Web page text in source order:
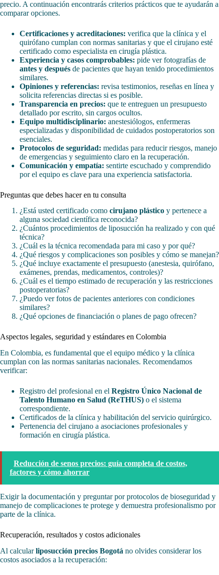
precio. A continuación encontrarás criterios prácticos que te ayudarán a
comparar opciones.
Certificaciones y acreditaciones: verifica que la clínica y el
quirófano cumplan con normas sanitarias y que el cirujano esté
certificado como especialista en cirugía plástica.
Experiencia y casos comprobables: pide ver fotografías de
antes y después de pacientes que hayan tenido procedimientos
similares.
Opiniones y referencias: revisa testimonios, reseñas en línea y
solicita referencias directas si es posible.
Transparencia en precios: que te entreguen un presupuesto
detallado por escrito, sin cargos ocultos.
Equipo multidisciplinario: anestesiólogos, enfermeras
especializadas y disponibilidad de cuidados postoperatorios son
esenciales.
Protocolos de seguridad: medidas para reducir riesgos, manejo
de emergencias y seguimiento claro en la recuperación.
Comunicación y empatía: sentirte escuchado y comprendido
por el equipo es clave para una experiencia satisfactoria.
Preguntas que debes hacer en tu consulta
¿Está usted certificado como cirujano plástico y pertenece a
alguna sociedad científica reconocida?
¿Cuántos procedimientos de liposucción ha realizado y con qué
técnica?
¿Cuál es la técnica recomendada para mi caso y por qué?
¿Qué riesgos y complicaciones son posibles y cómo se manejan?
¿Qué incluye exactamente el presupuesto (anestesia, quirófano,
exámenes, prendas, medicamentos, controles)?
¿Cuál es el tiempo estimado de recuperación y las restricciones
postoperatorias?
¿Puedo ver fotos de pacientes anteriores con condiciones
similares?
¿Qué opciones de financiación o planes de pago ofrecen?
Aspectos legales, seguridad y estándares en Colombia
En Colombia, es fundamental que el equipo médico y la clínica
cumplan con las normas sanitarias nacionales. Recomendamos
verificar:
Registro del profesional en el Registro Único Nacional de
Talento Humano en Salud (ReTHUS) o el sistema
correspondiente.
Certificados de la clínica y habilitación del servicio quirúrgico.
Pertenencia del cirujano a asociaciones profesionales y
formación en cirugía plástica.
Reducción de senos precios: guía completa de costos,
factores y cómo ahorrar
Exigir la documentación y preguntar por protocolos de bioseguridad y
manejo de complicaciones te protege y demuestra profesionalismo por
parte de la clínica.
Recuperación, resultados y costos adicionales
Al calcularliposucción precios Bogotá no olvides considerar los
costos asociados a la recuperación: